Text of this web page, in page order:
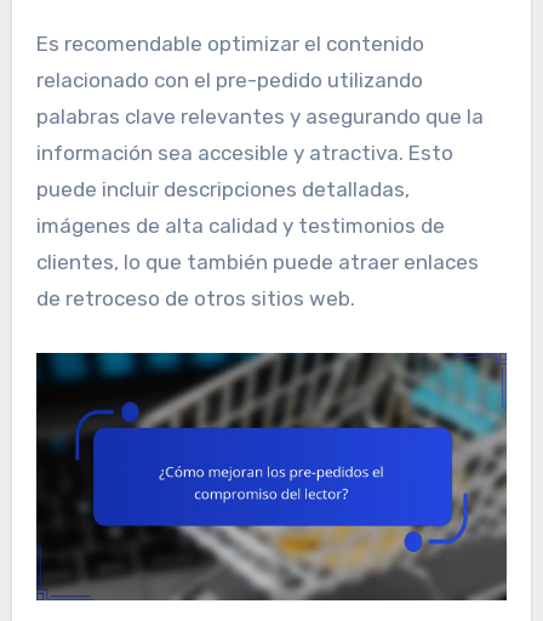
Es recomendable optimizar el contenido
relacionado con el pre-pedido utilizando
palabras clave relevantes y asegurando que la
información sea accesible y atractiva. Esto
puede incluir descripciones detalladas,
imágenes de alta calidad y testimonios de
clientes, lo que también puede atraer enlaces
de retroceso de otros sitios web.